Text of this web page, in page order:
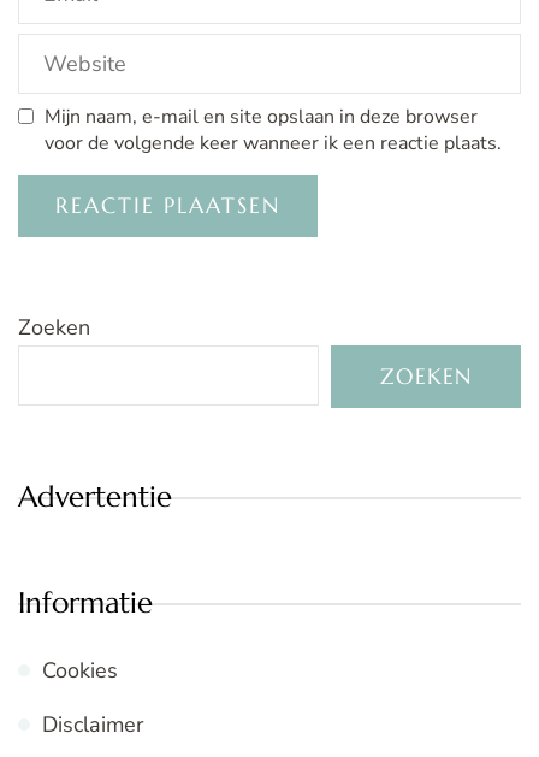
Mijn naam, e-mail en site opslaan in deze browser
voor de volgende keer wanneer ik een reactie plaats.
Zoeken
ZOEKEN
Advertentie
Informatie
Cookies
Disclaimer